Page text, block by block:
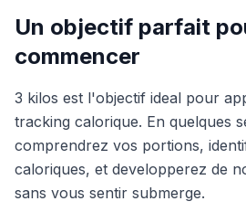
Un objectif parfait
commencer
3 kilos est l'objectif ideal pour
tracking calorique. En quelques
comprendrez vos portions,
caloriques, et developperez de
sans vous sentir submerge.